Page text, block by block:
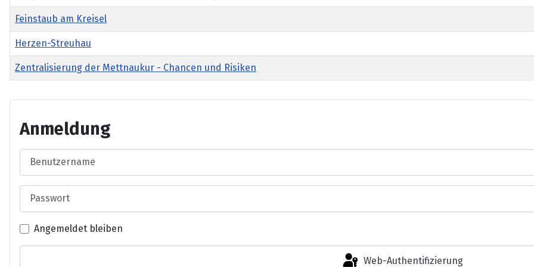
Feinstaub am Kreisel
Herzen-Streuhau
Zentralisierung der Mettnaukur - Chancen und Risiken
Anmeldung
Angemeldet bleiben
Web-Authentifizierung